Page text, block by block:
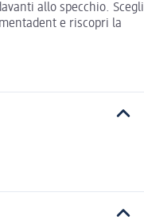
allo specchio. Scegli
e riscopri la